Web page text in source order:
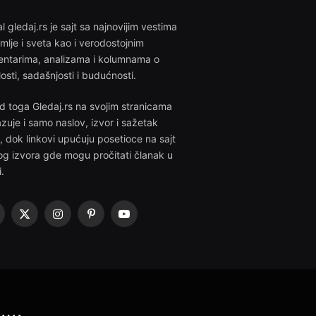
gledaj.rs je sajt sa najnovijim vestima
i sveta kao i verodostojnim
analizama i kolumnama o
sadašnjosti i budućnosti.
toga Gledaj.rs na svojim stranicama
i samo naslov, izvor i sažetak
dok linkovi upućuju posetioce na sajt
izvora gde mogu pročitati članak u
X
InstagramPinterestYouTube